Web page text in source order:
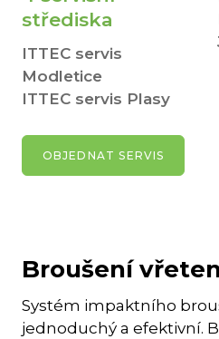
střediska
ITTEC servis
Modletice
ITTEC servis Plasy
OBJEDNAT SERVIS
Broušení
Systém impaktního
jednoduchý a efektivní.